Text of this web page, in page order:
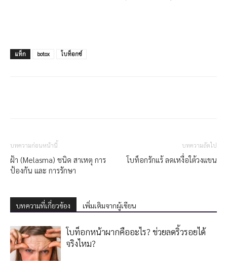
แท็ก botox โบท็อกซ์
บทความก่อนหน้านี้
ฝ้า (Melasma) ชนิด สาเหตุ การ
ป้องกัน และ การรักษา
บทความถัดไป
โบท็อกรักแร้ ลดเหงื่อใต้วงแขน
บทความที่เกี่ยวข้อง เพิ่มเติมจากผู้เขียน
โบท็อกหน้าผากคืออะไร? ช่วยลดริ้วรอยได้
จริงไหม?